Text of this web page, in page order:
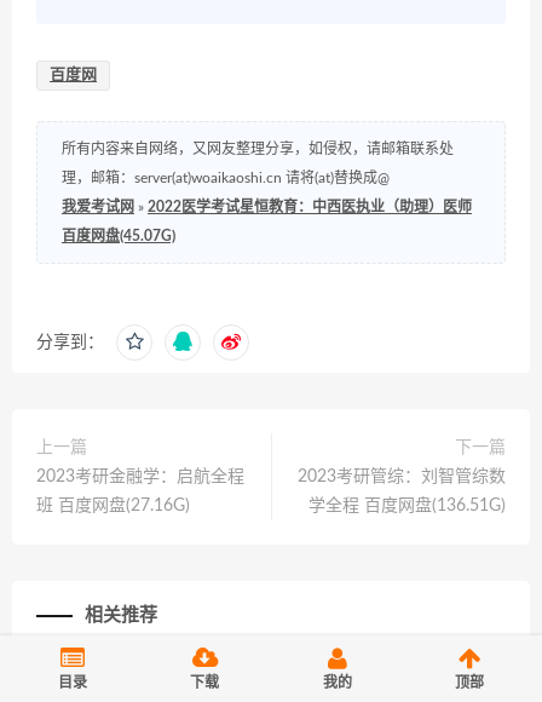
百度网
所有内容来自网络，又网友整理分享，如侵权，请邮箱联系处
理，邮箱：server(at)woaikaoshi.cn 请将(at)替换成@
我爱考试网 » 2022医学考试星恒教育：中西医执业（助理）医师
百度网盘(45.07G)
分享到：
上一篇
2023考研金融学：启航全程
班 百度网盘(27.16G)
下一篇
2023考研管综：刘智管综数
学全程 百度网盘(136.51G)
相关推荐
目录 下载 我的 顶部